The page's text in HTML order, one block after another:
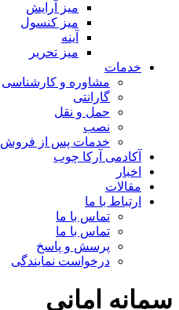
میز آرایش
میز کنسول
آینه
میز تحریر
خدمات
مشاوره و کارشناسی
گارانتی
حمل و نقل
نصب
خدمات پس از فروش
آکادمی آرکا چوب
اخبار
مقالات
ارتباط با ما
تماس با ما
تماس با ما
پرسش و پاسخ
درخواست نمایندگی
سمانه امانی